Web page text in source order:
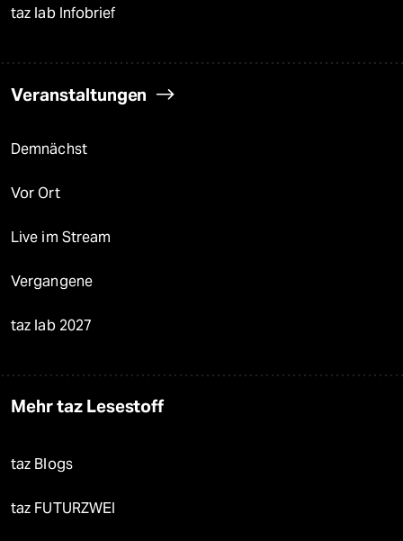
taz lab Infobrief
Veranstaltungen
Demnächst
Vor Ort
Live im Stream
Vergangene
taz lab 2027
Mehr taz Lesestoff
taz Blogs
taz FUTURZWEI